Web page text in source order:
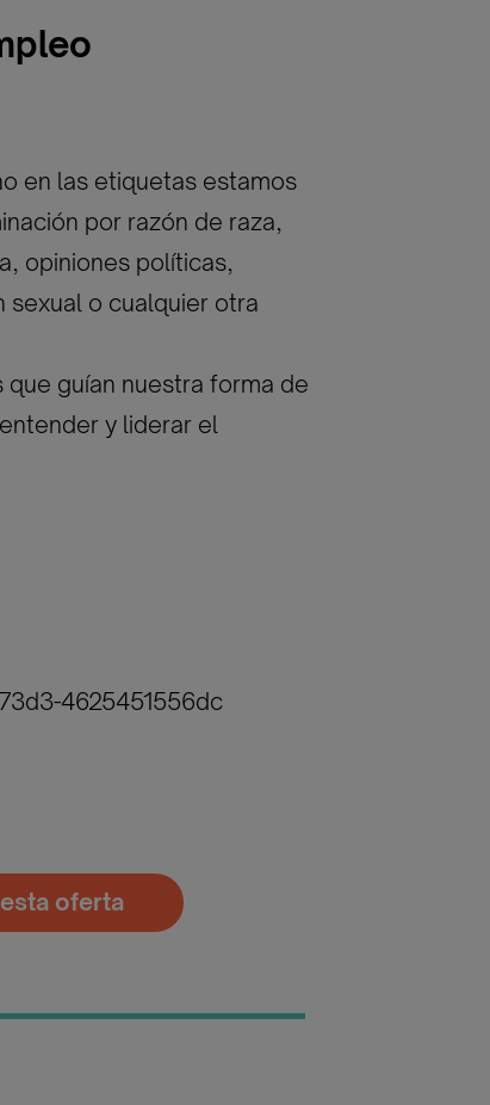
en las etiquetas estamos
por razón de raza,
opiniones políticas,
sexual o cualquier otra
guían nuestra forma de
y liderar el
4625451556dc
oferta